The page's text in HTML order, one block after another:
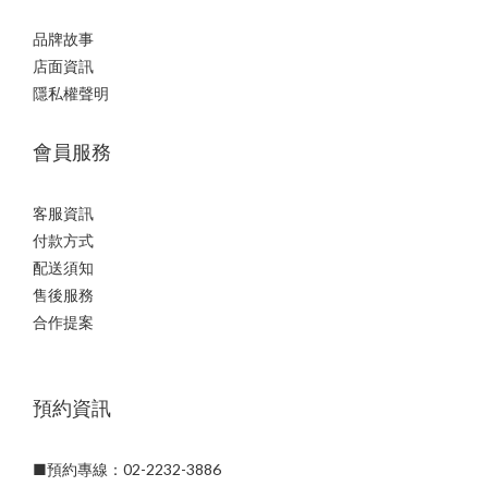
品牌故事
店面資訊
隱私權聲明
會員服務
客服資訊
付款方式
配送須知
售後服務
合作提案
預約資訊
■預約專線：02-2232-3886